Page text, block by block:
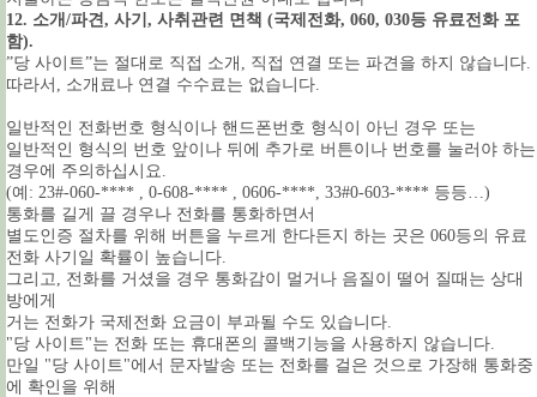
12. 소개/파견, 사기, 사취관련 면책 (국제전화, 060, 030등 유료전화 포
함).
”당 사이트”는 절대로 직접 소개, 직접 연결 또는 파견을 하지 않습니다.
따라서, 소개료나 연결 수수료는 없습니다.
일반적인 전화번호 형식이나 핸드폰번호 형식이 아닌 경우 또는
일반적인 형식의 번호 앞이나 뒤에 추가로 버튼이나 번호를 눌러야 하는
경우에 주의하십시요.
(예: 23#-060-**** , 0-608-**** , 0606-****, 33#0-603-**** 등등…)
통화를 길게 끌 경우나 전화를 통화하면서
별도인증 절차를 위해 버튼을 누르게 한다든지 하는 곳은 060등의 유료
전화 사기일 확률이 높습니다.
그리고, 전화를 거셨을 경우 통화감이 멀거나 음질이 떨어 질때는 상대
방에게
거는 전화가 국제전화 요금이 부과될 수도 있습니다.
"당 사이트"는 전화 또는 휴대폰의 콜백기능을 사용하지 않습니다.
만일 "당 사이트"에서 문자발송 또는 전화를 걸은 것으로 가장해 통화중
에 확인을 위해